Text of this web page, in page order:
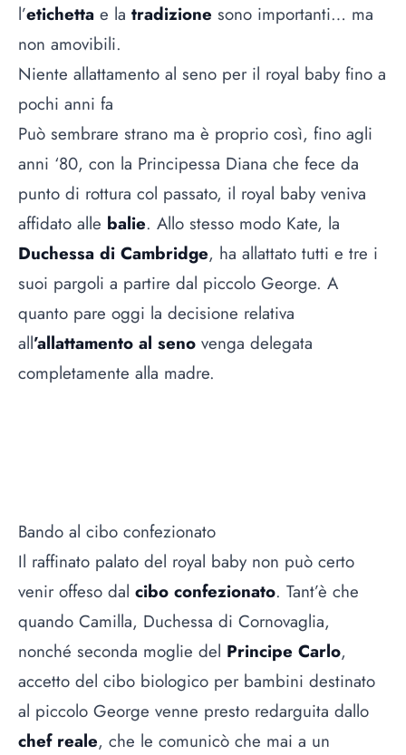
l’etichetta e la tradizione sono importanti… ma
non amovibili.
Niente allattamento al seno per il royal baby fino a
pochi anni fa
Può sembrare strano ma è proprio così, fino agli
anni ‘80, con la Principessa Diana che fece da
punto di rottura col passato, il royal baby veniva
affidato alle balie. Allo stesso modo Kate, la
Duchessa di Cambridge, ha allattato tutti e tre i
suoi pargoli a partire dal piccolo George. A
quanto pare oggi la decisione relativa
all’allattamento al seno venga delegata
completamente alla madre.
Bando al cibo confezionato
Il raffinato palato del royal baby non può certo
venir offeso dal cibo confezionato. Tant’è che
quando Camilla, Duchessa di Cornovaglia,
nonché seconda moglie del Principe Carlo,
accetto del cibo biologico per bambini destinato
al piccolo George venne presto redarguita dallo
chef reale, che le comunicò che mai a un